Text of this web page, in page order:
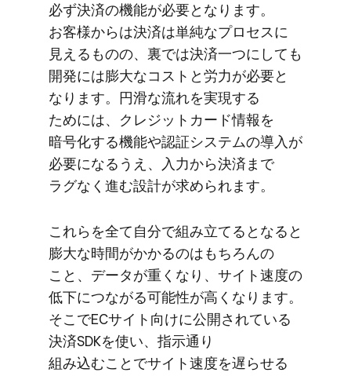
必ず決済の​機能が​必要と​なります。​
お客様からは​決済は​単純な​プロセスに​
見える​ものの、​裏では​決済​一つに​しても​
開発には​膨大な​コストと​労力が​必要と​
なります。​円滑な​流れを​実現する​
ためには、​クレジットカード情報を​
暗号化する​機能や​認証システムの​導入が​
必要に​なるうえ、​入力から​決済まで​
ラグなく​進む設計が​求められます。
これらを​全て​自分で​組み立てると​なると​
膨大な​時間が​かかるのは​もちろんの​
こと、​データが​重くなり、​サイト速度の​
低下に​つながる​可能性が​高くなります。​
そこで​ECサイト向けに​公開されている​
決済SDKを​使い、​指示通り​
組み込むことで​サイト速度を​遅らせる​